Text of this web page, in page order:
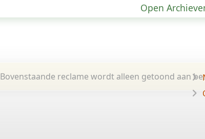
Open
Bovenstaande reclame wordt alleen getoond aan